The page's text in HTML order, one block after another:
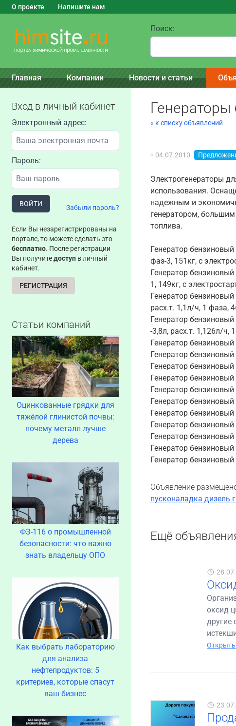
О проекте Напишите нам
Поиск:
Главная Компании Новости и статьи
Вход в личный кабинет
Электронный адрес:
Пароль:
ВОЙТИ Забыли пароль?
Если Вы незарегистрированы на
портале, то можете сделать это
бесплатно. После регистрации
Вы получитедоступ в личный
кабинет.
РЕГИСТРАЦИЯ
Статьи компаний
Оцинкованные грядки для
тяжёлой глинистой почвы:
почему металл лучше
дерева
ФЗ-116 о промышленной
безопасности: что важно
знать владельцу ОПО
Как выбрать лабораторию
для анализа
нефтепродуктов: 5
критериев, которые спасут
ваш бизнес
« к списку объявлений
04.07.2010
Электрогенераторы
использования.
надежным и
генератором,
топлива.
Генератор бензиновый
фаз-3, 151кг, с
Генератор бензиновый
1, 149кг, с
Генератор
расх.т. 1,1л/ч, 1 фаза,
Генератор
-3,8л, расх.т. 1,126л/ч,
Генератор
Генератор
Генератор
Генератор
Генератор
Генератор
Генератор
Генератор
Генератор
Генератор
Генератор
Объявление
пусконаладка дизель
Ещё
оксид
другие
Открыть